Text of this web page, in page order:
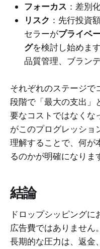
フォーカス ：差別
リスク ：先行投資
セラーがプライベ
グを検討し始めま
品質管理、ブラン
それぞれのステージで
段階で「最大の支出」
要なコストではなくな
がこのプログレッショ
理解することで、何が
るのかが明確になりま
結論
ドロップシッピング
広告費ではありません
長期的な圧力は、返金